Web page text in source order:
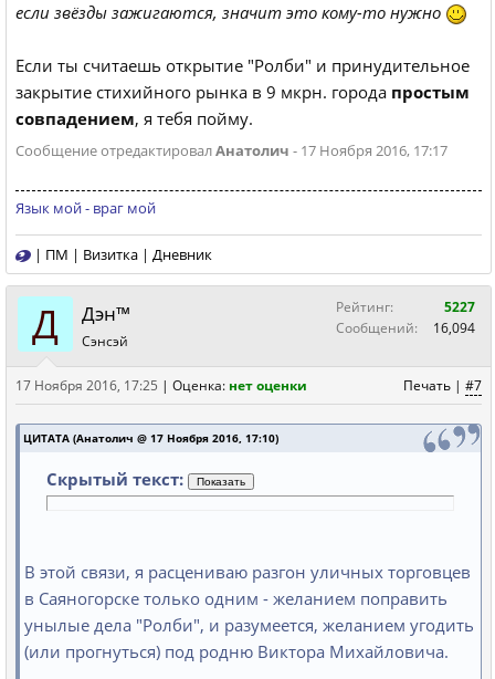
если звёзды зажигаются, значит это кому-то нужно
Если ты считаешь открытие "Ролби" и принудительное
закрытие стихийного рынка в 9 мкрн. города простым
совпадением, я тебя пойму.
Сообщение отредактировалАнатолич - 17 Ноября 2016, 17:17
Язык мой - враг мой
| ПМ | Визитка | Дневник
Д Дэн™
Сэнсэй
Рейтинг:
5227
Сообщений:
16,094
Печать | #7
17 Ноября 2016, 17:25 | Оценка: нет оценки
ЦИТАТА (Анатолич @ 17 Ноября 2016, 17:10)
Скрытый текст:
В этой связи, я расцениваю разгон уличных торговцев
в Саяногорске только одним - желанием поправить
унылые дела "Ролби", и разумеется, желанием угодить
(или прогнуться) под родню Виктора Михайловича.